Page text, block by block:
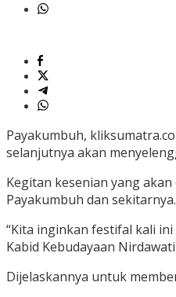
Payakumbuh,
selanjutnya akan
Kegitan kesenian yang
Payakumbuh dan sekitarnya.
“Kita inginkan festifal kali
Kabid Kebudayaan
Dijelaskannya untuk